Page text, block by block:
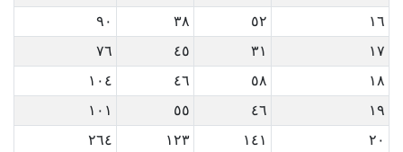
١٦
٥٢ ٣٨
٩٠
١٧
٣١ ٤٥
٧٦
١٨
٥٨ ٤٦
١٠٤
١٩
٤٦ ٥٥
١٠١
٢٠
١٤١ ١٢٣
٢٦٤